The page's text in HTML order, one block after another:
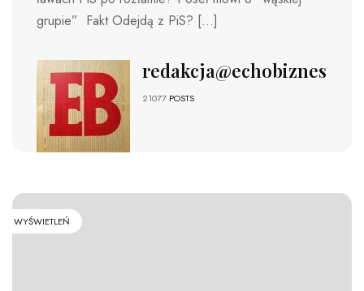
grupie” Fakt Odejdą z PiS? […]
redakcja@echobiznesu.pl
21077 POSTS
WYŚWIETLEŃ